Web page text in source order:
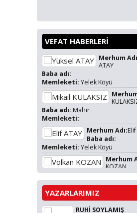
VEFAT HABERLERİ
Merhum
ATAY
Baba adı:
Memleketi: Yelek Köyü
Baba adı: Mahir
Memleketi:
Merhum Adı:
Baba adı:
Memleketi: Yelek Köyü
Merhum
KOZAN
Baba adı:Uğur KOZAN
Memleketi:Yelek Köyü
Merhum Adı:
YAZARLARIMIZ
RUHİ SOYLAMIŞ